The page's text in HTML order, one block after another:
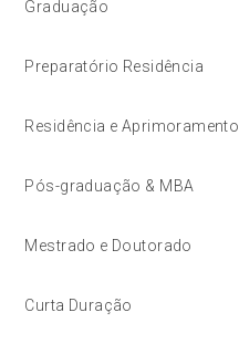
Graduação
Preparatório Residência
Residência e Aprimoramento
Pós-graduação & MBA
Mestrado e Doutorado
Curta Duração